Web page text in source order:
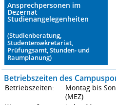
Ansprechpersonen im
Dezernat
Studienangelegenheiten
(Studienberatung,
Studentensekretariat,
Prüfungsamt, Stunden- und
Raumplanung)
Betriebszeiten des
Betriebszeiten:
Montag bis
(MEZ)